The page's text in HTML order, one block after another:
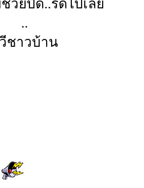
ยปิด..ริดไปเลย
..
ชาวบ้าน